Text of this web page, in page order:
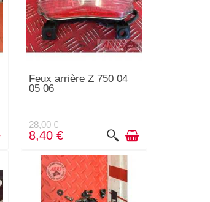
Feux arrière Z 750 04
05 06
28,00 €
8,40 €